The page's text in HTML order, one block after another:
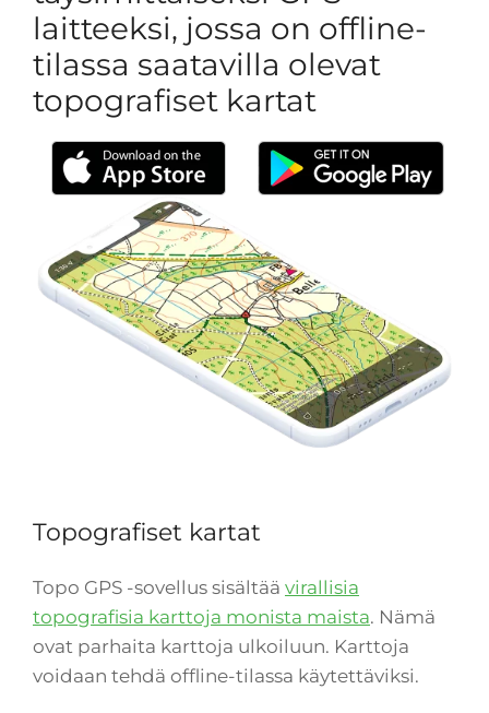
laitteeksi, jossa on offline-
tilassa saatavilla olevat
topografiset kartat
Topografiset kartat
Topo GPS -sovellus sisältää virallisia
topografisia karttoja monista maista. Nämä
ovat parhaita karttoja ulkoiluun. Karttoja
voidaan tehdä offline-tilassa käytettäviksi.